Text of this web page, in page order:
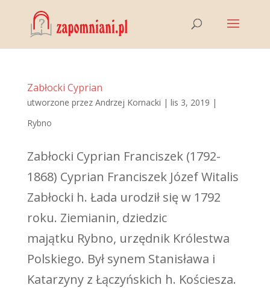
Zabłocki Cyprian
utworzone przez Andrzej Kornacki | lis 3, 2019 |
Rybno
Zabłocki Cyprian Franciszek (1792-
1868) Cyprian Franciszek Józef Witalis
Zabłocki h. Łada urodził się w 1792
roku. Ziemianin, dziedzic
majątku Rybno, urzędnik Królestwa
Polskiego. Był synem Stanisława i
Katarzyny z Łączyńskich h. Kościesza.